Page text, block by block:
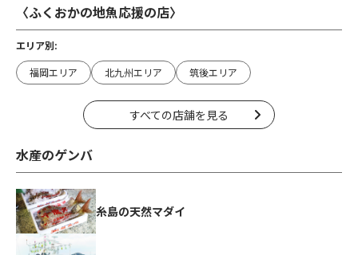
〈ふくおかの地魚応援の店〉
エリア別:
福岡エリア
北九州エリア 筑後エリア
すべての店舗を見る
水産のゲンバ
糸島の天然マダイ